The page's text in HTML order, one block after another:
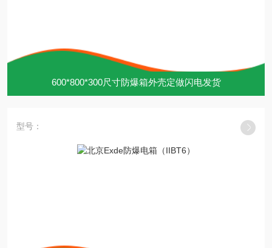
600*800*300尺寸防爆箱外壳定做闪电发货
型号：